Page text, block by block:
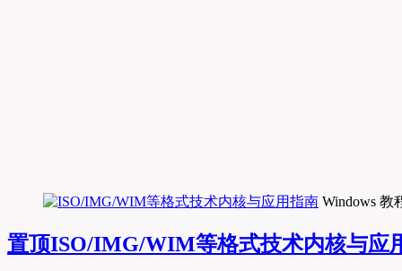
Windows 教
置顶ISO/IMG/WIM等格式技术内核与应